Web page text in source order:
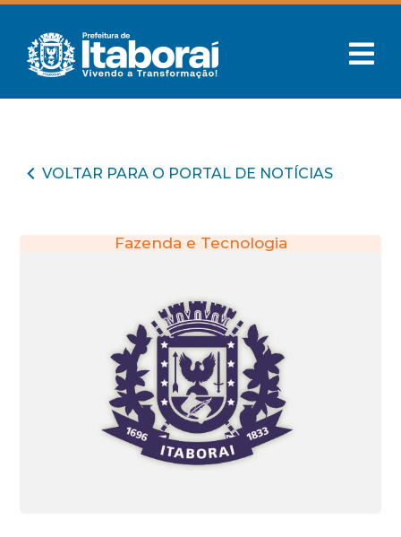
VOLTAR PARA O PORTAL DE NOTÍCIAS
Fazenda e Tecnologia